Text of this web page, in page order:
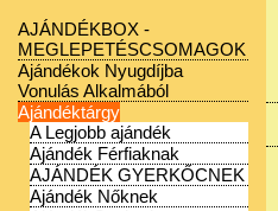
AJÁNDÉKBOX -
MEGLEPETÉSCSOMAGOK
Ajándékok Nyugdíjba
Vonulás Alkalmából
Ajándéktárgy
A Legjobb ajándék
Ajándék Férfiaknak
AJÁNDÉK GYERKŐCNEK
Ajándék Nőknek